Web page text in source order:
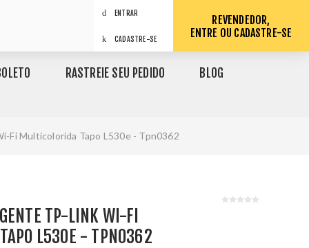
ENTRAR
CADASTRE-SE
REVENDEDOR,
ENTRE OU CADASTRE-SE
RASTREIE SEU PEDIDO BLOG
Fi Multicolorida Tapo L530e - Tpn0362
TP-LINK WI-FI
L530E - TPN0362